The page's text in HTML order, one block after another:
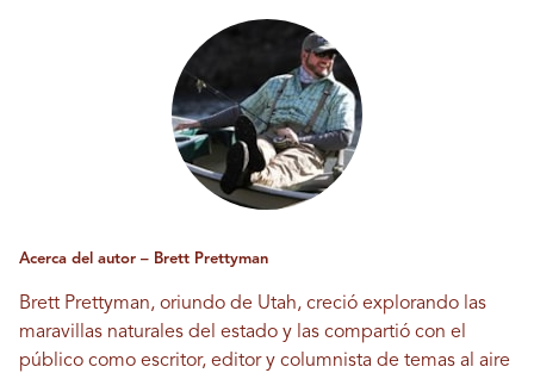
Acerca del autor – Brett Prettyman
Brett Prettyman, oriundo de Utah, creció explorando las
maravillas naturales del estado y las compartió con el
público como escritor, editor y columnista de temas al aire